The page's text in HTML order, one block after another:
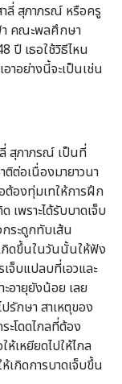
าลี่ สุภาภรณ์ หรือครู
า คณะพลศึกษา
ปี เธอใช้วิธีไหน
อย่างนี้จะเป็นเช่น
สุภาภรณ์ เป็นที่
ต่อเนื่องมายาวนา
ต้องทุ่มเทให้การฝึก
พราะได้รับบาดเจ็บ
ระดูกทับเส้น
กิดขึ้นในวันนั้นให้ฟัง
จ็บแปลบที่เอวและ
อายุยังน้อย เลย
รักษา สาเหตุของ
ะโดดไกลที่ต้อง
ห้เหยียดไปให้ไกล
เกิดการบาดเจ็บขึ้น